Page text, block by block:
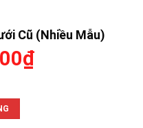
Cũ (Nhiều Mẫu)
₫Giá
số lượng